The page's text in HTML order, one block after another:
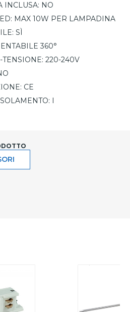
INCLUSA: NO
MAX 10W PER LAMPADINA
SÌ
360°
TENSIONE: 220-240V
CE
I